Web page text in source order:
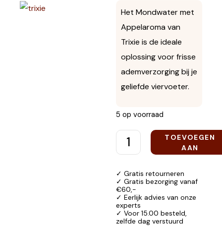
Het Mondwater met
Appelaroma van
Trixie is de ideale
oplossing voor frisse
ademverzorging bij je
geliefde viervoeter.
5 op voorraad
TOEVOEGEN
AAN
✓ Gratis retourneren
✓ Gratis bezorging vanaf
€60,-
✓ Eerlijk advies van onze
experts
✓ Voor 15.00 besteld,
zelfde dag verstuurd